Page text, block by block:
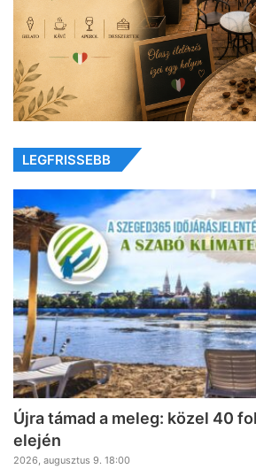
LEGFRISSEBB
Újra támad a meleg: közel 40
elején
2026, augusztus 9. 18:00